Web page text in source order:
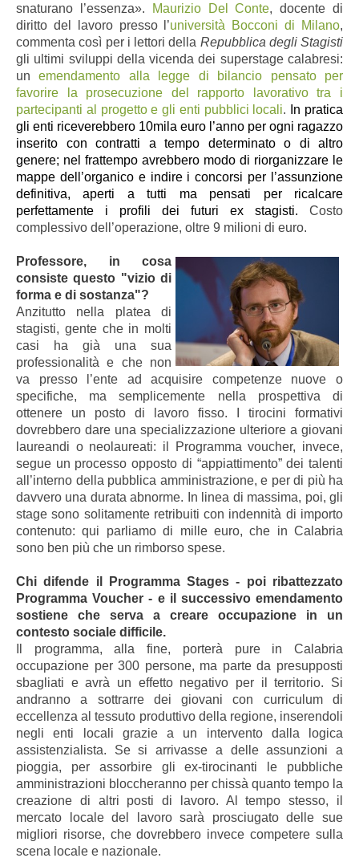
snaturano l’essenza».
Maurizio Del Conte, docente di
diritto del lavoro presso l’università Bocconi di Milano,
commenta così per i lettori della Repubblica degli Stagisti
gli ultimi sviluppi della vicenda dei superstage calabresi:
unemendamento alla legge di bilancio pensato per
favorire la prosecuzione del rapporto lavorativo tra i
partecipanti al progetto e gli enti pubblici locali.
In pratica
gli enti riceverebbero 10mila euro l’anno per ogni ragazzo
inserito con contratti a tempo determinato o di altro
genere; nel frattempo avrebbero modo di riorganizzare le
mappe dell’organico e indire i concorsi per l’assunzione
definitiva, aperti a tutti ma pensati per ricalcare
perfettamente i profili dei futuri ex stagisti. Costo
complessivo dell’operazione, oltre 9 milioni di euro.
Professore, in cosa
consiste questo "vizio di
forma e di sostanza"?
Anzitutto nella platea di
stagisti, gente che in molti
casi ha già una sua
professionalità e che non
va presso l’ente ad acquisire competenze nuove o
specifiche, ma semplicemente nella prospettiva di
ottenere un posto di lavoro fisso. I tirocini formativi
dovrebbero dare una specializzazione ulteriore a giovani
laureandi o neolaureati: il Programma voucher, invece,
segue un processo opposto di “appiattimento” dei talenti
all’interno della pubblica amministrazione, e per di più ha
davvero una durata abnorme. In linea di massima, poi, gli
stage sono solitamente retribuiti con indennità di importo
contenuto: qui parliamo di mille euro, che in Calabria
sono ben più che un rimborso spese.
Chi difende il Programma Stages - poi ribattezzato
Programma Voucher - e il successivo emendamento
sostiene che serva a creare occupazione in un
contesto sociale difficile.
Il programma, alla fine, porterà pure in Calabria
occupazione per 300 persone, ma parte da presupposti
sbagliati e avrà un effetto negativo per il territorio. Si
andranno a sottrarre dei giovani con curriculum di
eccellenza al tessuto produttivo della regione, inserendoli
negli enti locali grazie a un intervento dalla logica
assistenzialista. Se si arrivasse a delle assunzioni a
pioggia, per assorbire gli ex-tirocinanti le pubbliche
amministrazioni bloccheranno per chissà quanto tempo la
creazione di altri posti di lavoro. Al tempo stesso, il
mercato locale del lavoro sarà prosciugato delle sue
migliori risorse, che dovrebbero invece competere sulla
scena locale e nazionale.